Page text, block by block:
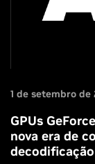
1 de setembro de
GPUs
nova era de
decodificação